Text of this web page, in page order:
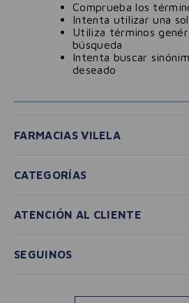
Comprueba los
Intenta utilizar una
Utiliza términos
búsqueda
Intenta buscar
deseado
FARMACIAS VILELA
CATEGORÍAS
ATENCIÓN AL CLIENTE
SEGUINOS